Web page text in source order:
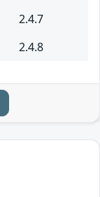
2.4.7
2.4.8